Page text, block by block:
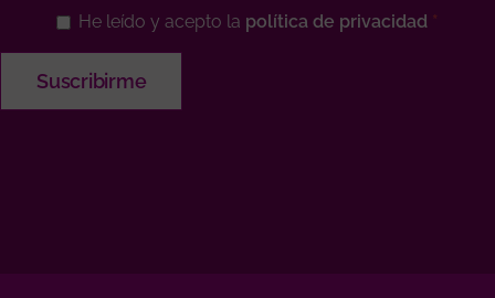
He leído y acepto la política de privacidad